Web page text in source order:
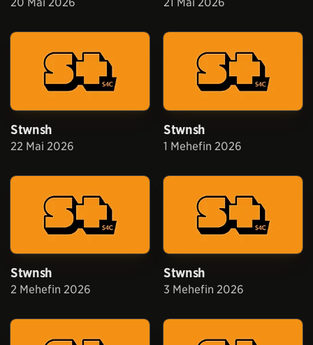
Stwnsh
22 Mai 2026
Stwnsh
1 Mehefin 2026
Stwnsh
2 Mehefin 2026
Stwnsh
3 Mehefin 2026